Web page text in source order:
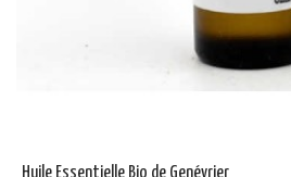
Huile Essentielle Bio de Genévrier